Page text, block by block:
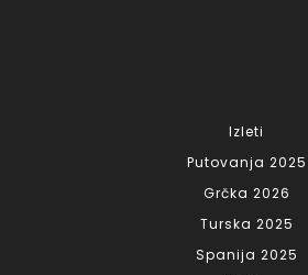
Izleti
Putovanja 2025
Grčka 2026
Turska 2025
Spanija 2025